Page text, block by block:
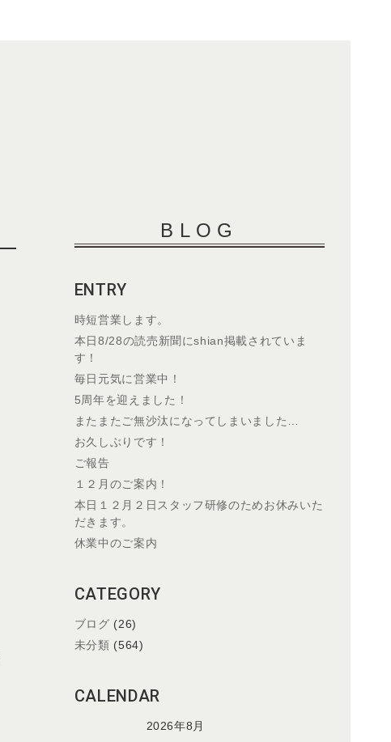
BLOG
ENTRY
時短営業します。
本日8/28の読売新聞にshian掲載されていま
す！
毎日元気に営業中！
5周年を迎えました！
またまたご無沙汰になってしまいました…
お久しぶりです！
ご報告
１２月のご案内！
本日１２月２日スタッフ研修のためお休みいた
だきます。
休業中のご案内
CATEGORY
ブログ (26)
未分類 (564)
CALENDAR
2026年8月